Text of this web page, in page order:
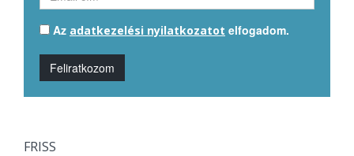
Az adatkezelési nyilatkozatot elfogadom.
Feliratkozom
FRISS